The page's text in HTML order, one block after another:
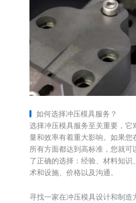
如何选择冲压模具服务？
选择冲压模具服务至关重要，它
量和效率有着重大影响。如果您
所有方面都达到高标准，您就可
了正确的选择：经验、材料知识
术和设施、价格以及沟通。
寻找一家在冲压模具设计和制造